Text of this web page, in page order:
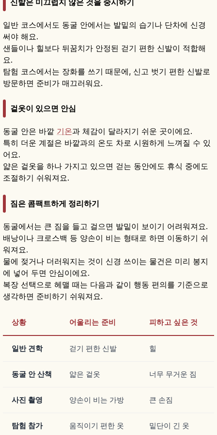
일반 코스에서도 동굴 안에서는 발밑의 습기나 단차에 신경
써야 해요.
샌들이나 힐보다 뒤꿈치가 안정된 걷기 편한 신발이 적합해
요.
탐험 코스에서는 장화를 쓰기 때문에, 신고 벗기 편한 신발로
방문하면 준비가 매끄러워요.
겉옷이 있으면 안심
동굴 안은 바깥 기온과 체감이 달라지기 쉬운 곳이에요.
특히 더운 계절은 바깥과의 온도 차로 시원하게 느껴질 수 있
어요.
얇은 겉옷을 하나 가지고 있으면 걷는 동안에도 휴식 중에도
조절하기 쉬워져요.
짐은 콤팩트하게 정리하기
동굴에서는 큰 짐을 들고 걸으면 발밑이 보이기 어려워져요.
배낭이나 크로스백 등 양손이 비는 형태로 하면 이동하기 쉬
워져요.
물에 젖거나 더러워지는 것이 신경 쓰이는 물건은 미리 봉지
에 넣어 두면 안심이에요.
복장 선택으로 헤맬 때는 다음과 같이 행동 편의를 기준으로
생각하면 준비하기 쉬워져요.
상황 어울리는 준비 피하고 싶은 것
일반 견학 걷기 편한 신발 힐
동굴 안 산책 얇은 겉옷 너무 무거운 짐
사진 촬영 양손이 비는 가방 큰 손짐
탐험 참가 움직이기 편한 옷 밑단이 긴 옷